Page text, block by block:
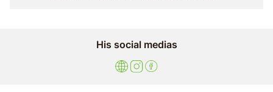
His social medias